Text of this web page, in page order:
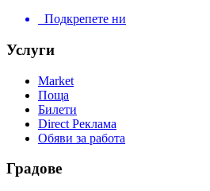
Подкрепете ни
Услуги
Market
Поща
Билети
Direct Реклама
Обяви за работа
Градове